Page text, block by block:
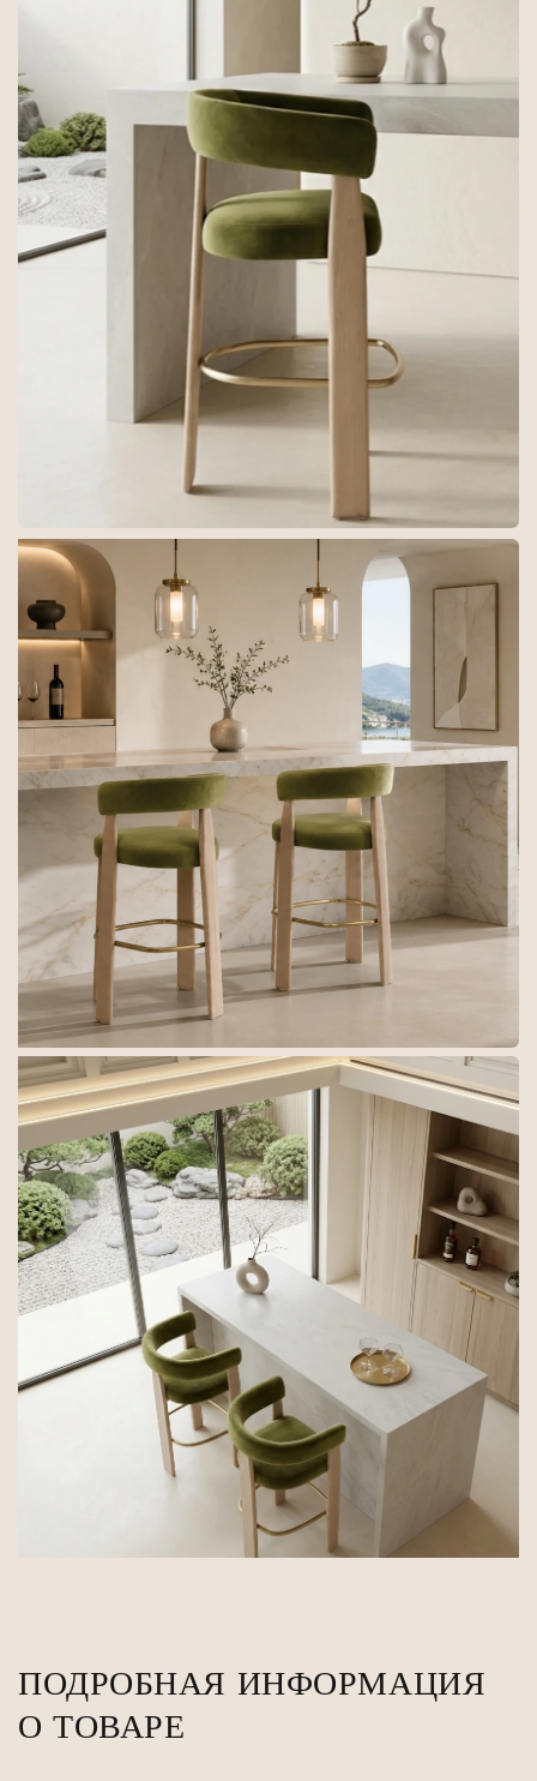
ПОДРОБНАЯ ИНФОРМАЦИЯ
О ТОВАРЕ